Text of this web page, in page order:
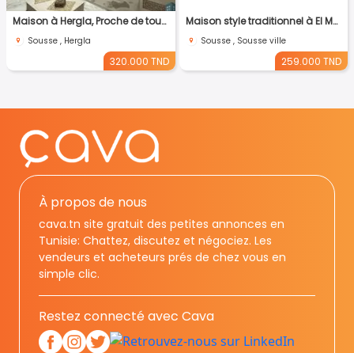
Maison à Hergla, Proche de toutes Commodités
Sousse , Hergla
320.000 TND
Maison style traditionnel à El Médina Sousse
Sousse , Sousse ville
259.000 TND
À propos de nous
cava.tn site gratuit des petites annonces en
Tunisie: Chattez, discutez et négociez. Les
vendeurs et acheteurs prés de chez vous en
simple clic.
Restez connecté avec Cava